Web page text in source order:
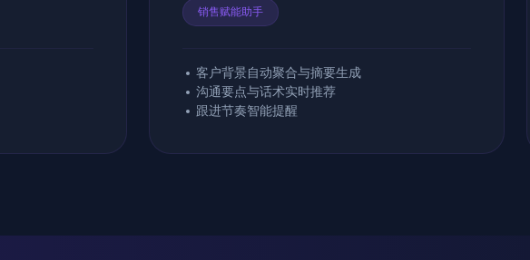
销售赋能助手
客户背景自动聚合与摘要生成
沟通要点与话术实时推荐
跟进节奏智能提醒